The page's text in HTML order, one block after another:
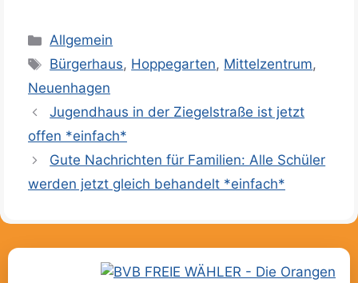
Kategorien
Allgemein
Schlagwörter
Bürgerhaus, Hoppegarten, Mittelzentrum,
Neuenhagen
Jugendhaus in der Ziegelstraße ist jetzt
offen *einfach*
Gute Nachrichten für Familien: Alle Schüler
werden jetzt gleich behandelt *einfach*